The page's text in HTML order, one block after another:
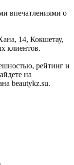
впечатлениями о
14, Кокшетау,
клиентов.
рейтинг и
на
beautykz.su.